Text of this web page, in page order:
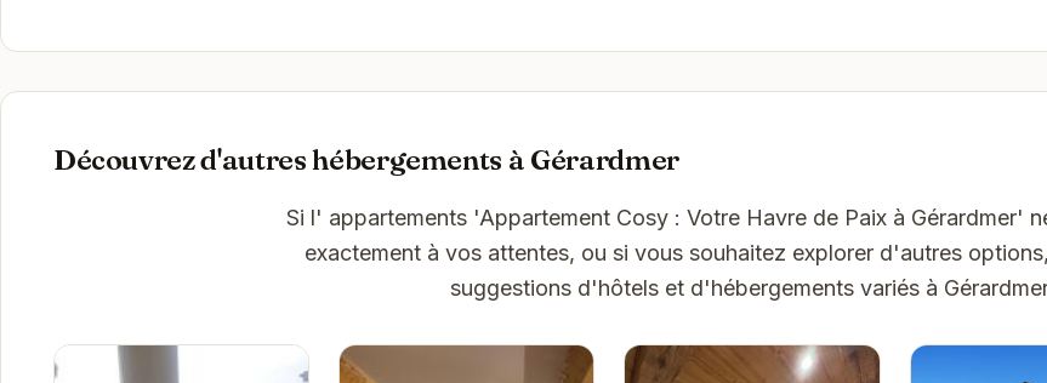
Découvrez d'autres hébergements à Gérardmer
Si l' appartements 'Appartement Cosy : Votre Havre de Paix à Gérardmer'
exactement à vos attentes, ou si vous souhaitez explorer d'autres
suggestions d'hôtels et d'hébergements variés à